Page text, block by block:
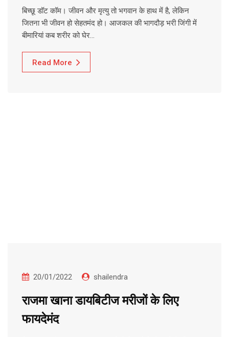
बिच्छू डॉट कॉम। जीवन और मृत्यु तो भगवान के हाथ में है, लेकिन
जितना भी जीवन हो सेहतमंद हो। आजकल की भागदौड़ भरी जिंगी में
बीमारियां कब शरीर को घेर…
Read More
20/01/2022 shailendra
राजमा खाना डायबिटीज मरीजों के लिए
फायदेमंद